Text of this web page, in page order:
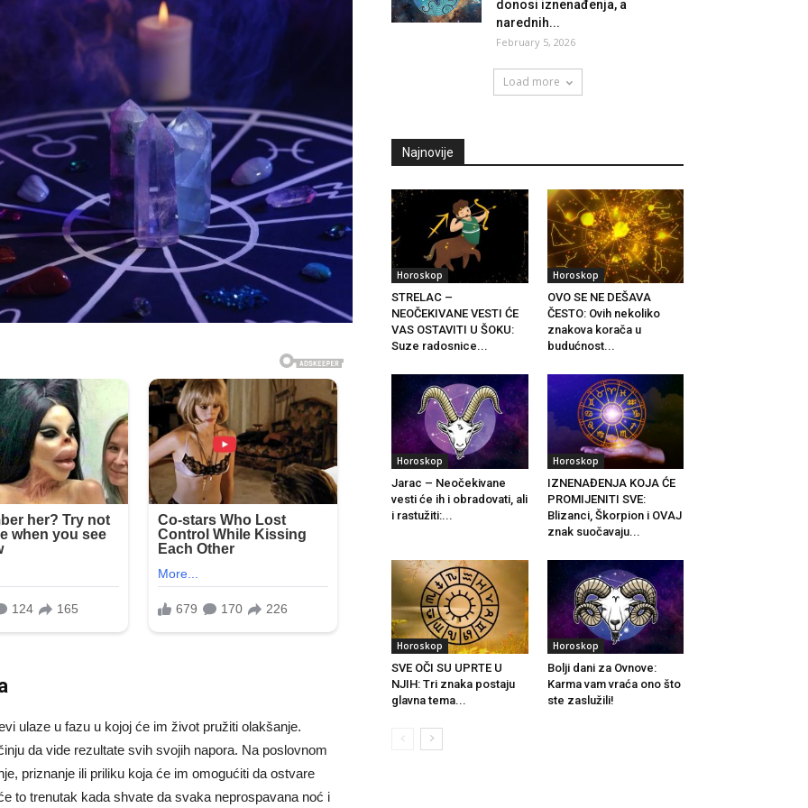
ulaze u fazu u kojoj će im život pružiti olakšanje.
da vide rezultate svih svojih napora. Na poslovnom
priznanje ili priliku koja će im omogućiti da ostvare
to trenutak kada shvate da svaka neprospavana noć i
donosi iznenađenja, a
narednih...
February 5, 2026
Load more
Najnovije
Horoskop
STRELAC –
NEOČEKIVANE VESTI ĆE
VAS OSTAVITI U ŠOKU:
Suze radosnice...
Horoskop
OVO SE NE DEŠAVA
ČESTO: Ovih nekoliko
znakova korača u
budućnost...
Horoskop
Jarac – Neočekivane
vesti će ih i obradovati, ali
i rastužiti:...
Horoskop
IZNENAĐENJA KOJA ĆE
PROMIJENITI SVE:
Blizanci, Škorpion i OVAJ
znak suočavaju...
Horoskop
SVE OČI SU UPRTE U
NJIH: Tri znaka postaju
glavna tema...
Horoskop
Bolji dani za Ovnove:
Karma vam vraća ono što
ste zaslužili!